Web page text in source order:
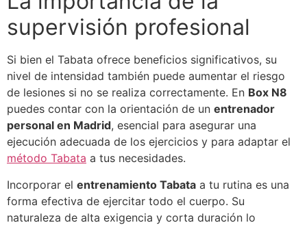
supervisión profesional
Si bien el Tabata ofrece beneficios significativos, su
nivel de intensidad también puede aumentar el riesgo
de lesiones si no se realiza correctamente. En Box N8
puedes contar con la orientación de un entrenador
personal en Madrid, esencial para asegurar una
ejecución adecuada de los ejercicios y para adaptar el
método Tabata a tus necesidades.
Incorporar el entrenamiento Tabata a tu rutina es una
forma efectiva de ejercitar todo el cuerpo. Su
naturaleza de alta exigencia y corta duración lo